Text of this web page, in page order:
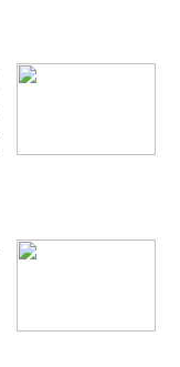
客8300万人次
型案例
奖
变
附名单）
部整改情况
博推广引流案件